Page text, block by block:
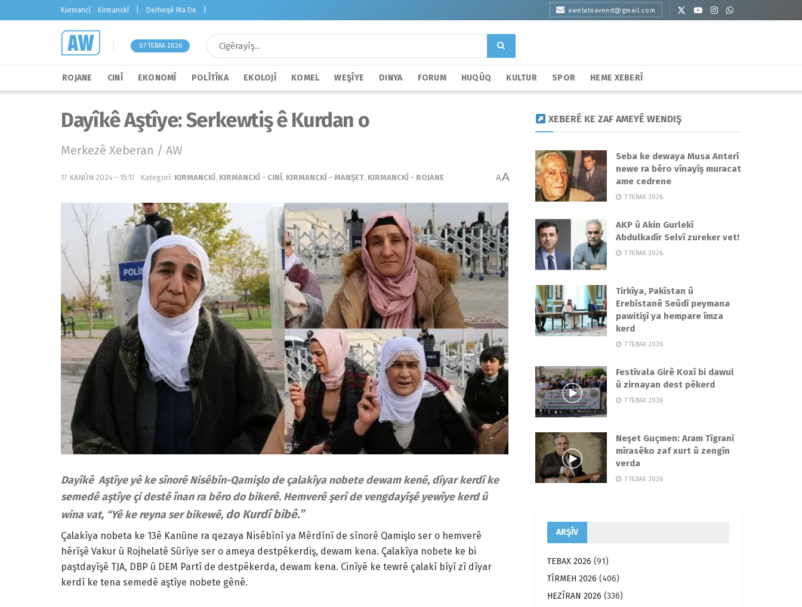
Kurmancî Kirmanckî Derheqê Ma De awelatnavend@gmail.com
07 TEBAX 2026
ROJANE CINÎ EKONOMÎ POLÎTÎKA EKOLOJÎ KOMEL WEŞÎYE DINYA FORUM HUQÛQ KULTUR SPOR HEME XEBERÎ
Dayîkê Aştîye: Serkewtiş ê Kurdan o
Merkezê Xeberan / AW
17 KANÛN 2024 - 15:17 Kategorî: KIRMANCKÎ, KIRMANCKÎ - CINÎ, KIRMANCKÎ - MANŞET, KIRMANCKÎ - ROJANE AA
Dayîkê Aştîye yê ke sînorê Nisêbîn-Qamişlo de çalakîya nobete dewam kenê, dîyar kerdî ke
semedê aştîye çi destê înan ra bêro do bikerê. Hemverê şerî de vengdayîşê yewîye kerd û
wina vat, “Yê ke reyna ser bikewê, doKurdî bibê.”
Çalakîya nobeta ke 13ê Kanûne ra qezaya Nisêbînî ya Mêrdînî de sînorê Qamişlo ser o hemverê
hêrîşê Vakur û Rojhelatê Sûrîye ser o ameya destpêkerdiş, dewam kena. Çalakîya nobete ke bi
paştdayîşê TJA, DBP û DEM Partî de destpêkerda, dewam kena. Cinîyê ke tewrê çalakî bîyî zî dîyar
kerdî ke tena semedê aştîye nobete gênê.
XEBERÊ KE ZAF AMEYÊ WENDIŞ
Seba ke dewaya Musa Anterî
newe ra bêro vînayîş muracat
ame cedrene
7 TEBAX 2026
AKP û Akin Gurlekî
Abdulkadîr Selvî zureker vet!
7 TEBAX 2026
Tirkîya, Pakîstan û
Erebîstanê Seûdî peymana
pawitişî ya hempare îmza
kerd
7 TEBAX 2026
Festîvala Girê Koxî bi dawul
û zirnayan dest pêkerd
7 TEBAX 2026
Neşet Guçmen: Aram Tîgranî
mîrasêko zaf xurt û zengîn
verda
7 TEBAX 2026
ARŞÎV
TEBAX 2026 (91)
TÎRMEH 2026 (406)
HEZÎRAN 2026 (336)